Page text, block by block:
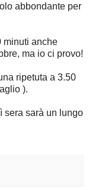
abbondante per
minuti anche
ma io ci provo!
ripetuta a 3.50
).
sera sarà un lungo